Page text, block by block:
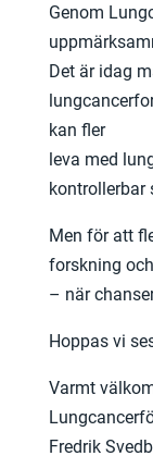
Genom
Det är idag
kan fler
leva med
kontrollerbar
Men för att
forskning
– när
Hoppas vi
Varmt
Fredrik